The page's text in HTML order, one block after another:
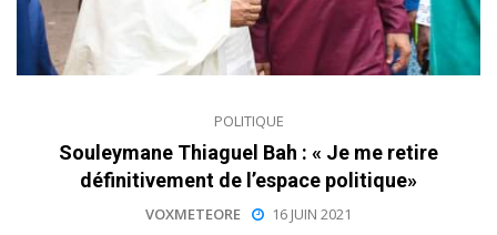
POLITIQUE
Souleymane Thiaguel Bah : « Je me retire
définitivement de l’espace politique»
VOXMETEORE 16 JUIN 2021